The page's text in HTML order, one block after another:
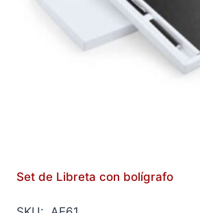
Set de Libreta con bolígrafo